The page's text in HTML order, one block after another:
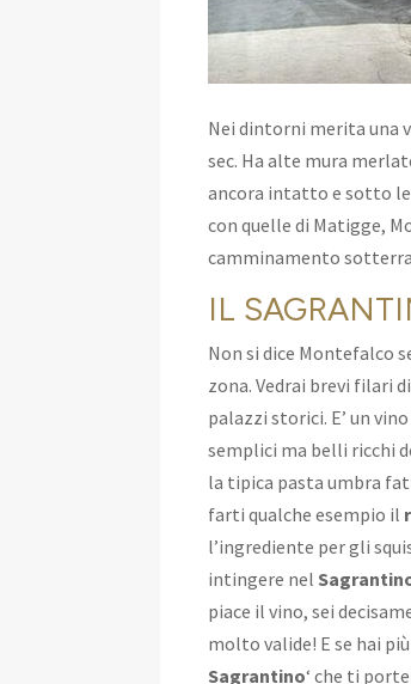
Nei dintorni merita una
sec. Ha alte mura
ancora intatto e sotto
con quelle di Matigge,
camminamento
IL
Non si dice Montefalco
zona. Vedrai brevi filari
palazzi storici. E’ un
semplici ma belli ricchi
la tipica pasta umbra
farti qualche esempio il
l’ingrediente per gli
intingere nel
piace il vino, sei
molto valide! E se hai
Sagrantino‘ che ti